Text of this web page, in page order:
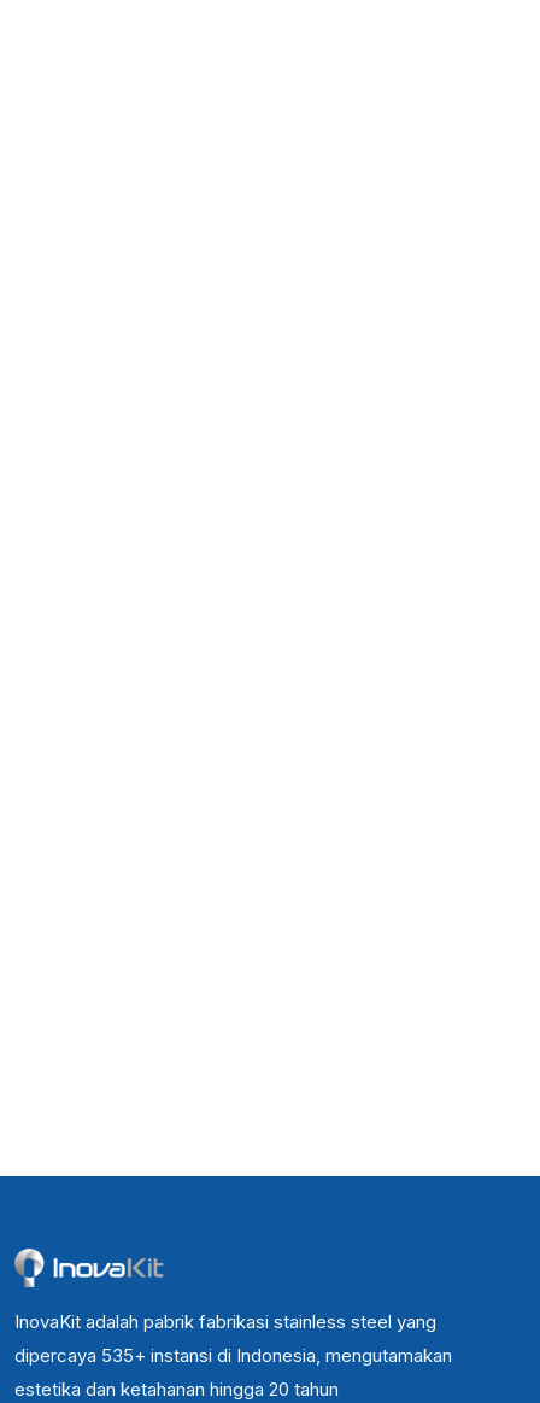
InovaKit adalah pabrik fabrikasi stainless steel yang
dipercaya 535+ instansi di Indonesia, mengutamakan
estetika dan ketahanan hingga 20 tahun